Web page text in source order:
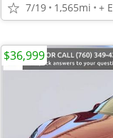
7/19 1,565mi
$36,999